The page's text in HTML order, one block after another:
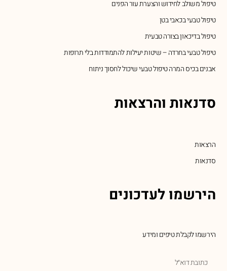
טיפול משולב לחידוש והצערת עור הפנים
טיפול טבעי בכאבי בטן
טיפול בדיכאון בצורה טבעית
טיפול טבעי בחרדה – שיטות יעילות להתמודדות בלי תרופות
אבנים בכיס המרה טיפול טבעי שיכול לחסוך ניתוח
סדנאות והרצאות
הרצאות
סדנאות
הירשמו לעדכונים
הירשמו לקבלת טיפים ומידע